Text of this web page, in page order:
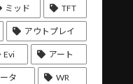
ミッド TFT
アウトプレイ
Evi アート
タ WR